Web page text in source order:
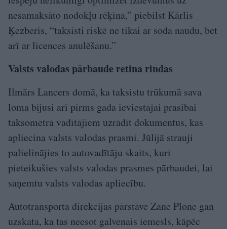
nesamaksāto nodokļu rēķina,” piebilst Kārlis
Ķezberis, “taksisti riskē ne tikai ar soda naudu, bet
arī ar licences anulēšanu.”
Valsts valodas pārbaude retina rindas
Ilmārs Lancers domā, ka taksistu trūkumā sava
loma bijusi arī pirms gada ieviestajai prasībai
taksometra vadītājiem uzrādīt dokumentus, kas
apliecina valsts valodas prasmi. Jūlijā strauji
palielinājies to autovadītāju skaits, kuri
pieteikušies valsts valodas prasmes pārbaudei, lai
saņemtu valsts valodas apliecību.
Autotransporta direkcijas pārstāve Zane Plone gan
uzskata, ka tas neesot galvenais iemesls, kāpēc